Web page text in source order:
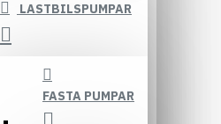
LASTBILSPUMPAR
FASTA PUMPAR